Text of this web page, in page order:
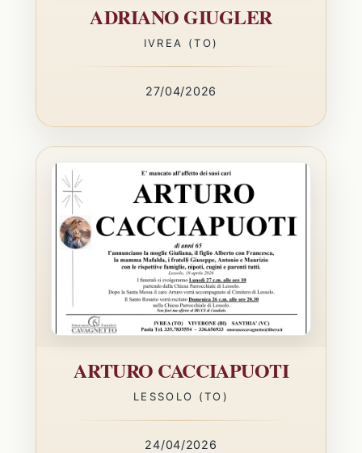
ADRIANO GIUGLER
IVREA (TO)
27/04/2026
ARTURO CACCIAPUOTI
LESSOLO (TO)
24/04/2026